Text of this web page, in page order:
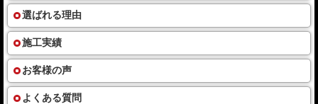
選ばれる理由
施工実績
お客様の声
よくある質問